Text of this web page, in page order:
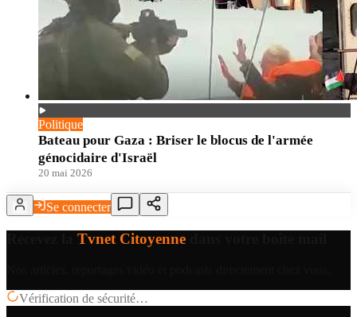
Politique
Bateau pour Gaza : Briser le blocus de l'armée
génocidaire d'Israël
20 mai 2026
Se connecter
Tvnet Citoyenne
Vérification de sécurité…